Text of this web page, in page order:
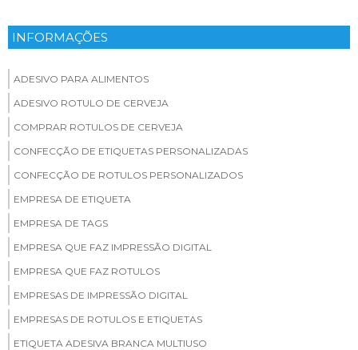
INFORMAÇÕES
ADESIVO PARA ALIMENTOS
ADESIVO ROTULO DE CERVEJA
COMPRAR ROTULOS DE CERVEJA
CONFECÇÃO DE ETIQUETAS PERSONALIZADAS
CONFECÇÃO DE ROTULOS PERSONALIZADOS
EMPRESA DE ETIQUETA
EMPRESA DE TAGS
EMPRESA QUE FAZ IMPRESSÃO DIGITAL
EMPRESA QUE FAZ ROTULOS
EMPRESAS DE IMPRESSÃO DIGITAL
EMPRESAS DE ROTULOS E ETIQUETAS
ETIQUETA ADESIVA BRANCA MULTIUSO